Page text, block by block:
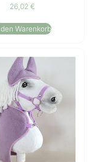
26,02 €
Warenkorb